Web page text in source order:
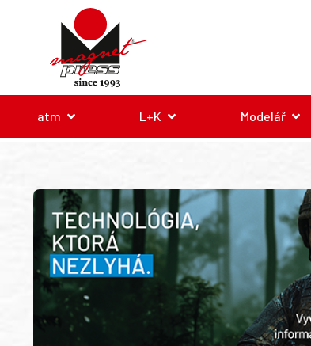
atm L+K Modelář